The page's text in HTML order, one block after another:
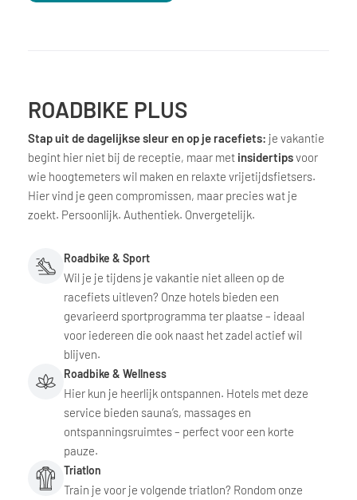
ROADBIKE PLUS
Stap uit de dagelijkse sleur en op je racefiets: je vakantie
begint hier niet bij de receptie, maar met insidertipsvoor
wie hoogtemeters wil maken en relaxte vrijetijdsfietsers.
Hier vind je geen compromissen, maar precies wat je
zoekt. Persoonlijk. Authentiek. Onvergetelijk.
Roadbike & Sport
Wil je je tijdens je vakantie niet alleen op de
racefiets uitleven? Onze hotels bieden een
gevarieerd sportprogramma ter plaatse – ideaal
voor iedereen die ook naast het zadel actief wil
blijven.
Roadbike & Wellness
Hier kun je heerlijk ontspannen. Hotels met deze
service bieden sauna’s, massages en
ontspanningsruimtes – perfect voor een korte
pauze.
Triatlon
Train je voor je volgende triatlon? Rondom onze